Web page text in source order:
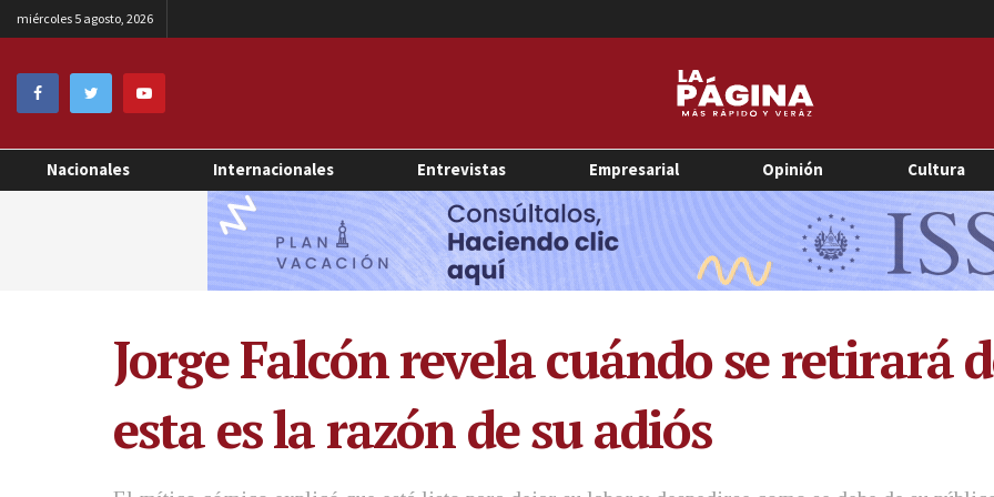
miércoles 5 agosto, 2026
Nacionales Internacionales Entrevistas Empresarial Opinión Cultura
Jorge Falcón revela cuándo se retirará
esta es la razón de su adiós